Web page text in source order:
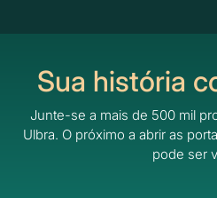
Sua história
Junte-se a mais de 500 mil
Ulbra. O próximo a abrir as
pode ser